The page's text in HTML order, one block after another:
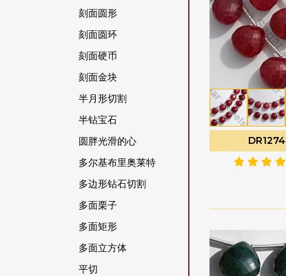
棕锆石
橄榄石宝石
橄榄石英
橙色月光石
水晶宝石
沙弗莱石宝石
海军蓝玉髓
海蓝宝石
海蓝玉髓
灰色月光石
烟晶
猫眼方柱石
玉髓宝石
刻面圆形
刻面圆环
刻面硬币
刻面金块
半月形切割
半钻宝石
圆胖光滑的心
多尔基布里奥莱特
多边形钻石切割
多面栗子
多面矩形
多面立方体
平切
DR1274